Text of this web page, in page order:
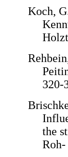
Koch,
320-
the
Roh-